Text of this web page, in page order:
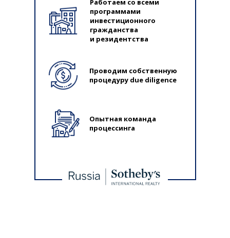
Проводим собственную
процедуру due diligence
Работаем со всеми
программами
инвестиционного
гражданства
и резидентства
Опытная команда
процессинга